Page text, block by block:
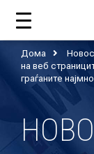
ДОМА
ЗА НАС
Дома
на веб
граѓаните